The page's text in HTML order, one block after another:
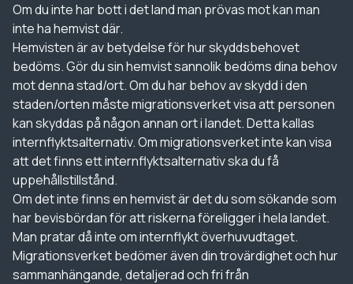
Om du inte har bott i det land man prövas mot kan man
inte ha hemvist där.
Hemvisten är av betydelse för hur skyddsbehovet
bedöms. Gör du sin hemvist sannolik bedöms dina behov
mot denna stad/ort. Om du har behov av skydd i den
staden/orten måste migrationsverket visa att personen
kan skyddas på någon annan ort i landet. Detta kallas
internflyktsalternativ. Om migrationsverket inte kan visa
att det finns ett internflyktsalternativ ska du få
uppehållstillstånd.
Om det inte finns en hemvist är det du som sökande som
har bevisbördan för att riskerna föreligger i hela landet.
Man pratar då inte om internflykt överhuvudtaget.
Migrationsverket bedömer även din trovärdighet och hur
sammanhängande, detaljerad och fri från